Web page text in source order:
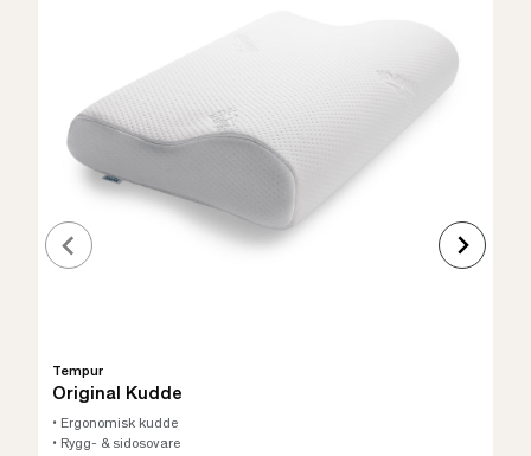
Tempur
Original Kudde
• Ergonomisk kudde
• Rygg- & sidosovare